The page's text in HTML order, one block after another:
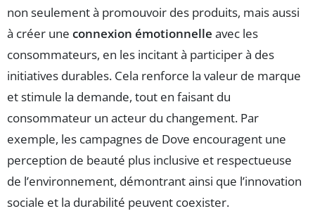
non seulement à promouvoir des produits, mais aussi
à créer une connexion émotionnelle avec les
consommateurs, en les incitant à participer à des
initiatives durables. Cela renforce la valeur de marque
et stimule la demande, tout en faisant du
consommateur un acteur du changement. Par
exemple, les campagnes de Dove encouragent une
perception de beauté plus inclusive et respectueuse
de l’environnement, démontrant ainsi que l’innovation
sociale et la durabilité peuvent coexister.